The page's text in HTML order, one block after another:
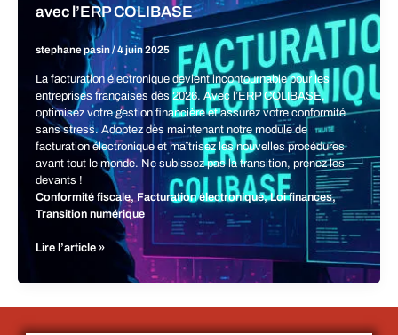
avec l’ERP COLIBASE
stephane pasin/4 juin 2025
La facturation électronique devient incontournable pour les
entreprises françaises dès 2026. Avec l’ERP COLIBASE,
optimisez votre gestion financière et assurez votre conformité
sans stress. Adoptez dès maintenant notre module de
facturation électronique et maîtrisez les nouvelles procédures
avant tout le monde. Ne subissez pas la transition, prenez les
devants !
Conformité fiscale, Facturation électronique,Loi finances,
Transition numérique
électronique
anticipez
Lire l’article »